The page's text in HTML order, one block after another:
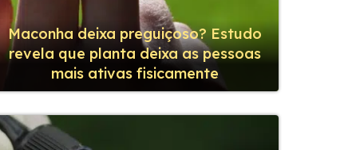
Maconha deixa preguiçoso? Estudo
revela que planta deixa as pessoas
mais ativas fisicamente